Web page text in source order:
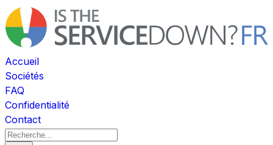
Accueil
Sociétés
FAQ
Confidentialité
Contact